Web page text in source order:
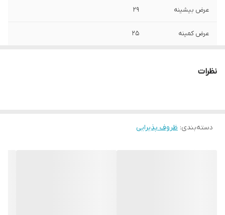
عرض بیشینه 29
عرض کمینه 25
نظرات
دسته‌بندی: ظروف پذیرایی